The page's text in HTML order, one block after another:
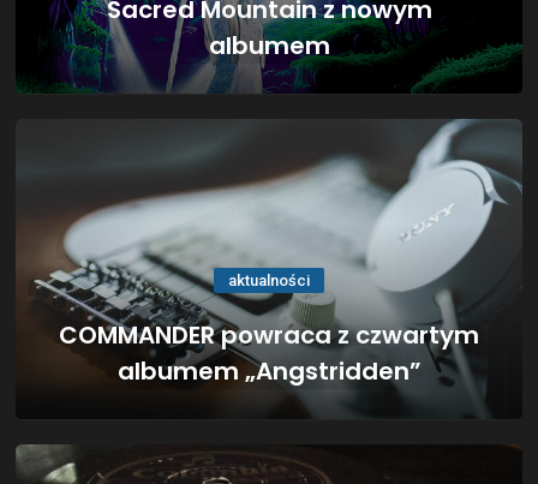
Sacred Mountain z nowym
albumem
aktualności
COMMANDER powraca z czwartym
albumem „Angstridden”